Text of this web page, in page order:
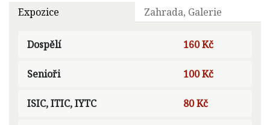
Expozice Zahrada, Galerie
Dospělí 160 Kč
Senioři 100 Kč
ISIC, ITIC, IYTC 80 Kč